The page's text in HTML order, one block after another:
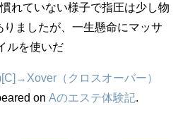
れていない様子で指圧は少し物
ましたが、一生懸命にマッサ
ルを使いだ
（クロスオーバー）
on Aのエステ体験記